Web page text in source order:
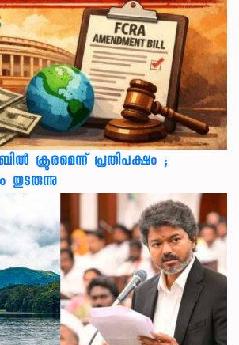
ക്രൂരമെന്ന് പ്രതിപക്ഷം ;
തുടരുന്നു